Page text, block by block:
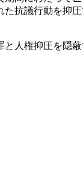
た抗議行動を抑
人権抑圧を隠